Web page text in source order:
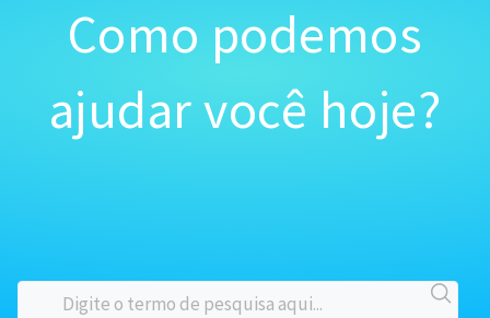
Como podemos
ajudar você hoje?